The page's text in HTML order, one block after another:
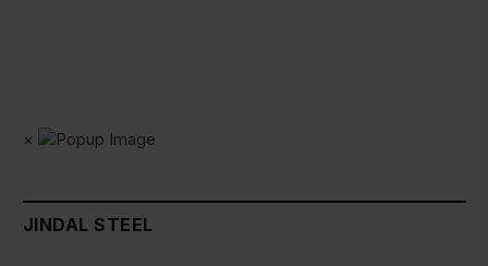
×
JINDAL STEEL